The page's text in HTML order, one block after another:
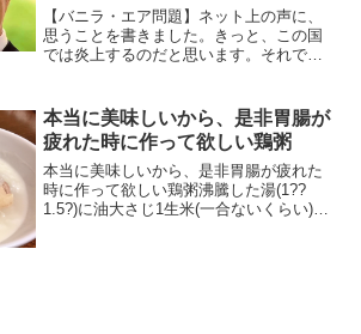
【バニラ・エア問題】ネット上の声に、
思うことを書きました。きっと、この国
では炎上するのだと思います。それで
アが燃えている。しかし、木島さんも燃
えている 乙武 洋匡 (@...
本当に美味しいから、是非胃腸が
疲れた時に作って欲しい鶏粥
本当に美味しいから、是非胃腸が疲れた
時に作って欲しい鶏粥沸騰した湯(1??
1.5?)に油大さじ1生米(一合ないくらい)鶏